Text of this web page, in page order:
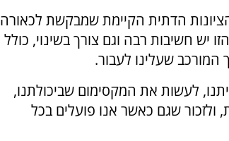
הציונות הדתית הקיימת שמבקשת לכאורה
יש חשיבות רבה וגם צורך בשינוי, כולל
שעלינו לעבור.
לעשות את המקסימום שביכולתנו,
ולזכור שגם כאשר אנו פועלים בכל